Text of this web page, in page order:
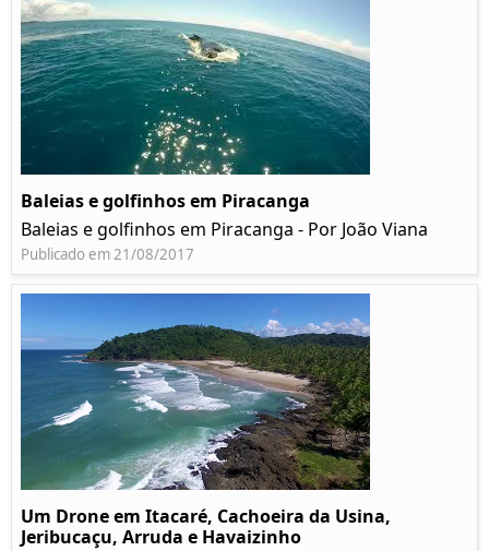
Baleias e golfinhos em Piracanga
Baleias e golfinhos em Piracanga - Por João Viana
Publicado em 21/08/2017
Um Drone em Itacaré, Cachoeira da Usina,
Jeribucaçu, Arruda e Havaizinho